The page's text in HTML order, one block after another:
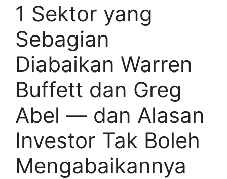
1 Sektor yang
Sebagian
Diabaikan Warren
Buffett dan Greg
Abel — dan Alasan
Investor Tak Boleh
Mengabaikannya